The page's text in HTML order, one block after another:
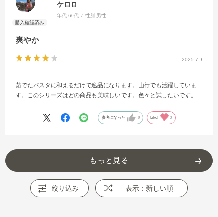
2025.7.9
爽やか
ケロロ
年代:60代 性別:男性
茹でたパスタに和えるだけで逸品になります。山行でも活躍していま
す。このシリーズはどの商品も美味しいです。色々と試したいです。
参考になった 0 Like! 3
もっと見る
絞り込み 表示：新しい順